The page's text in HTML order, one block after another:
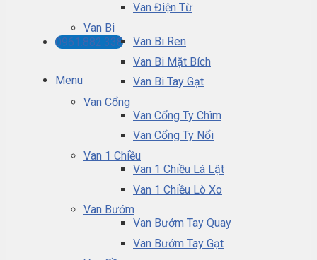
0961.882.338
Menu
Van Điện Từ
Van Bi
Van Bi Ren
Van Bi Mặt Bích
Van Bi Tay Gạt
Van Cổng
Van Cổng Ty Chìm
Van Cổng Ty Nổi
Van 1 Chiều
Van 1 Chiều Lá Lật
Van 1 Chiều Lò Xo
Van Bướm
Van Bướm Tay Quay
Van Bướm Tay Gạt